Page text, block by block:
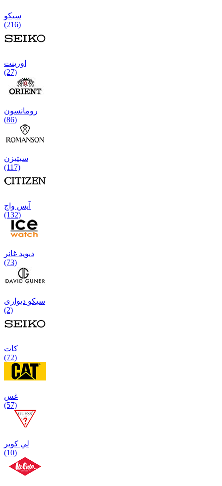
سیکو
(216)
اورینت
(27)
رومانسون
(86)
سیتیزن
(117)
آیس واج
(132)
دیوید غانر
(73)
سیکو دیواری
(2)
كات
(72)
غس
(57)
لي كوبر
(10)